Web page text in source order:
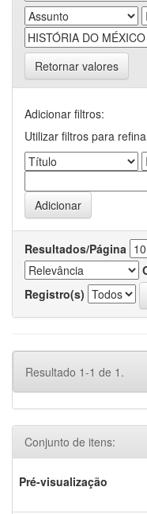
Retornar valores
Adicionar filtros:
Utilizar filtros para
Resultados/Página
Registro(s)
Resultado 1-1 de 1.
Conjunto de itens:
Pré-visualização